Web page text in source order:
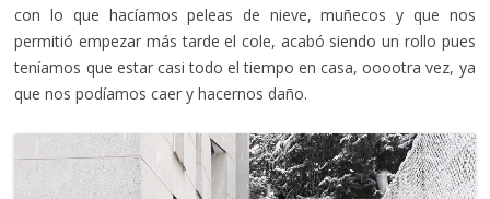
con lo que hacíamos peleas de nieve, muñecos y que nos
permitió empezar más tarde el cole, acabó siendo un rollo pues
teníamos que estar casi todo el tiempo en casa, ooootra vez, ya
que nos podíamos caer y hacernos daño.